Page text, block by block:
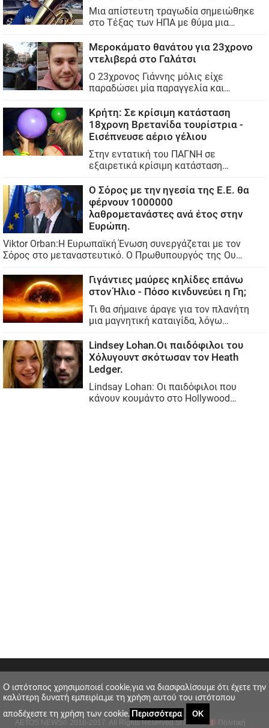
AETOS NEWS © 2016-2017. All Rights Reserved.SITE MAP Πολιτική
O ιστότοπος χρησιμοποιεί cookie,για να διασφαλίσουμε ότι έχετε την
καλύτερη δυνατή εμπειρία,με τη χρήση αυτού του ιστότοπου
αποδέχεστε τη χρήση των cookie.
Περισσότερα ΟΚ